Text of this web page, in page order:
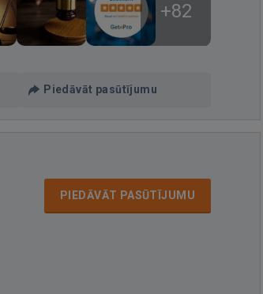
+82
Piedāvāt pasūtījumu
PIEDĀVĀT PASŪTĪJUMU